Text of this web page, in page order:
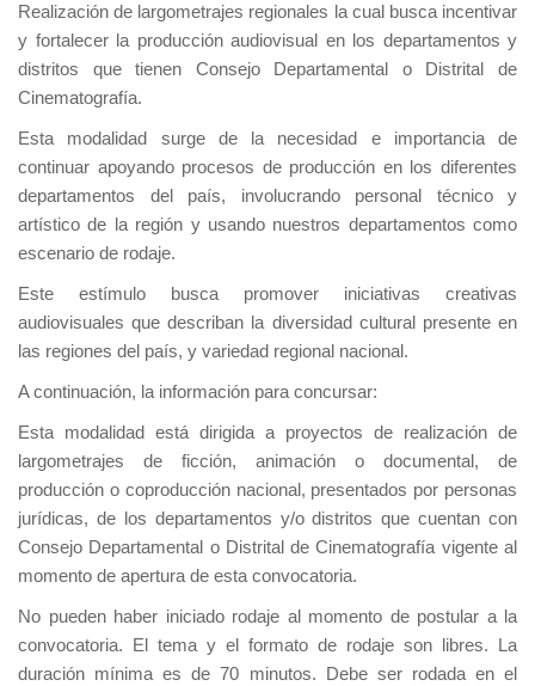
Realización de largometrajes regionales la cual busca incentivar
y fortalecer la producción audiovisual en los departamentos y
distritos que tienen Consejo Departamental o Distrital de
Cinematografía.
Esta modalidad surge de la necesidad e importancia de
continuar apoyando procesos de producción en los diferentes
departamentos del país, involucrando personal técnico y
artístico de la región y usando nuestros departamentos como
escenario de rodaje.
Este estímulo busca promover iniciativas creativas
audiovisuales que describan la diversidad cultural presente en
las regiones del país, y variedad regional nacional.
A continuación, la información para concursar:
Esta modalidad está dirigida a proyectos de realización de
largometrajes de ficción, animación o documental, de
producción o coproducción nacional, presentados por personas
jurídicas, de los departamentos y/o distritos que cuentan con
Consejo Departamental o Distrital de Cinematografía vigente al
momento de apertura de esta convocatoria.
No pueden haber iniciado rodaje al momento de postular a la
convocatoria. El tema y el formato de rodaje son libres. La
duración mínima es de 70 minutos. Debe ser rodada en el